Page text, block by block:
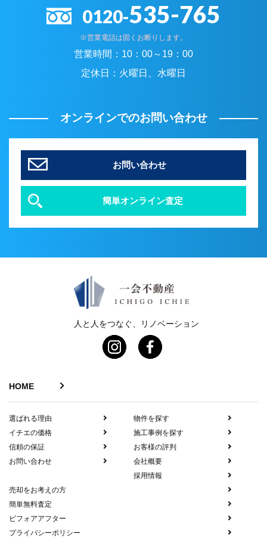
0120-535-765
※営業電話は固くお断りします。
営業時間： 10：00～19：00
定休日： 火曜日、水曜日
オンラインでのお問い合わせ
お問い合わせ
簡単オンライン査定
人と人をつなぐ、リノベーション
HOME
選ばれる理由
イチエの価格
信頼の保証
お問い合わせ
物件を探す
施工事例を探す
お客様の評判
会社概要
採用情報
売却をお考えの方
簡単無料査定
ビフォアアフター
プライバシーポリシー